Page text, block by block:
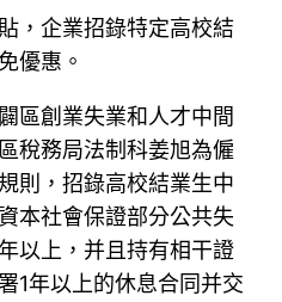
，企業招錄特定高校結
優惠。
區創業失業和人才中間
稅務局法制科姜旭為僱
則，招錄高校結業生中
本社會保證部分公共失
以上，并且持有相干證
1年以上的休息合同并交